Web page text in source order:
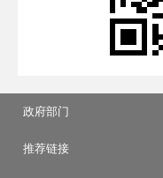
政府部门
推荐链接